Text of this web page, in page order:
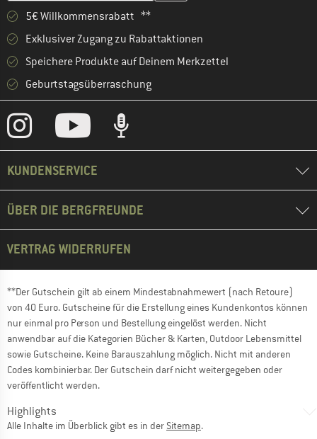
5€ Willkommensrabatt **
Exklusiver Zugang zu Rabattaktionen
Speichere Produkte auf Deinem Merkzettel
Geburtstagsüberraschung
KUNDENSERVICE
ÜBER DIE BERGFREUNDE
VERTRAG WIDERRUFEN
**Der Gutschein gilt ab einem Mindestabnahmewert (nach Retoure)
von 40 Euro. Gutscheine für die Erstellung eines Kundenkontos können
nur einmal pro Person und Bestellung eingelöst werden. Nicht
anwendbar auf die Kategorien Bücher & Karten, Outdoor Lebensmittel
sowie Gutscheine. Keine Barauszahlung möglich. Nicht mit anderen
Codes kombinierbar. Der Gutschein darf nicht weitergegeben oder
veröffentlicht werden.
Highlights
Alle Inhalte im Überblick gibt es in der Sitemap.